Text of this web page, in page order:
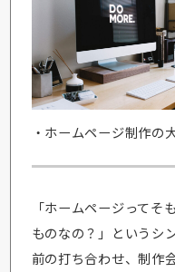
・ホームページ制作の
「ホームページってそ
ものなの？」というシ
前の打ち合わせ、制作